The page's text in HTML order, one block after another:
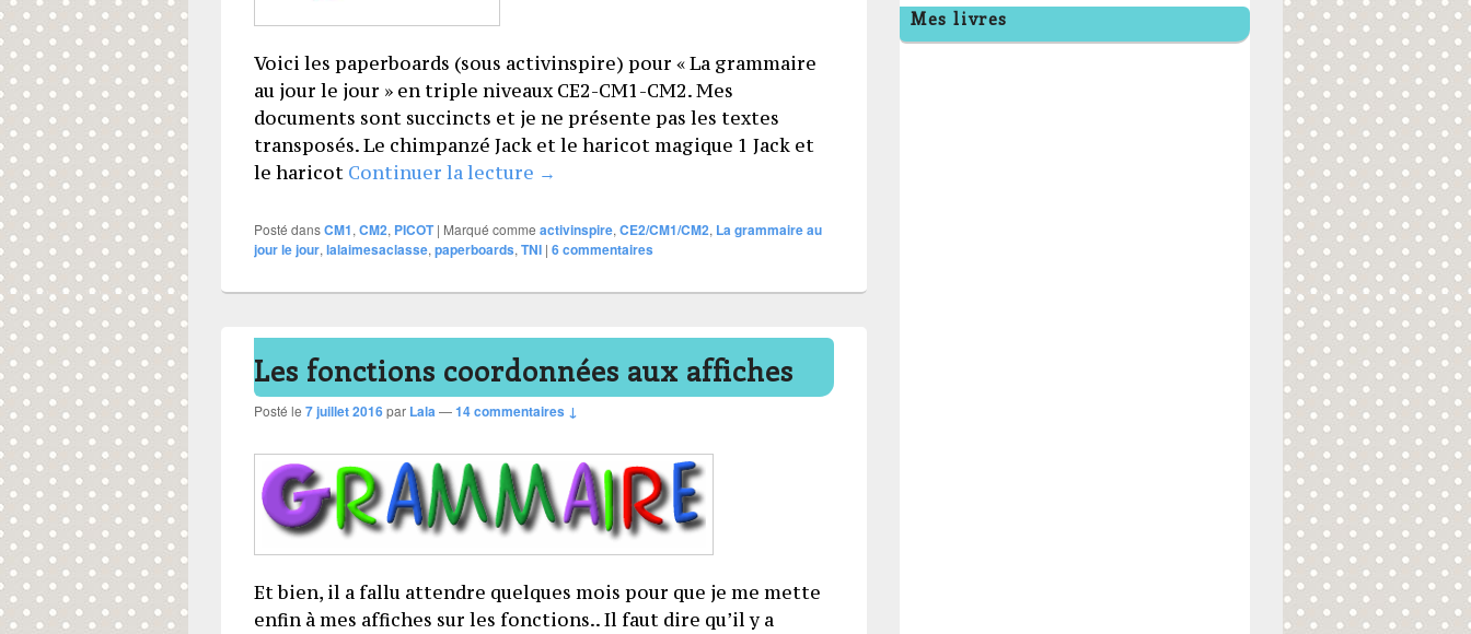
Voici les paperboards (sous activinspire) pour « La grammaire
au jour le jour » en triple niveaux CE2-CM1-CM2. Mes
documents sont succincts et je ne présente pas les textes
transposés. Le chimpanzé Jack et le haricot magique 1 Jack et
le haricot Continuer la lecture PICOT CE2-CM1-CM2 sur TNI
→
Posté dansCM1, CM2, PICOT | Marqué comme activinspire, CE2/CM1/CM2, La grammaire au
jour le jour, lalaimesaclasse, paperboards, TNI | 6commentaires
Les fonctions coordonnées aux affiches
Posté le 7 juillet 2016par Lala—14 commentaires ↓
Et bien, il a fallu attendre quelques mois pour que je me mette
enfin à mes affiches sur les fonctions.. Il faut dire qu’il y a
Mes livres